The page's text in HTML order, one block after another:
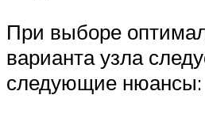
При выборе
варианта узла
следующие нюансы: